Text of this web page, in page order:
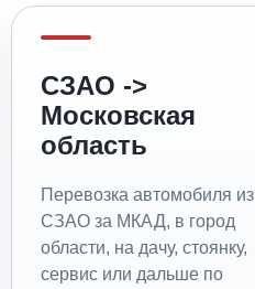
СЗАО ->
Московская
область
Перевозка автомобиля из
СЗАО за МКАД, в город
области, на дачу, стоянку,
сервис или дальше по